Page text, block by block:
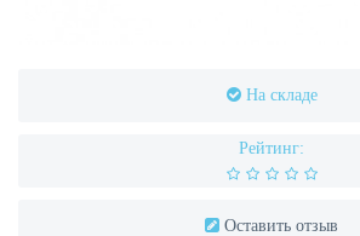
На складе
Рейтинг:
Оставить отзыв